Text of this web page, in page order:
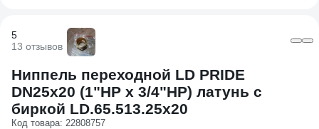
5
13 отзывов
Ниппель переходной LD PRIDE
DN25х20 (1"НР х 3/4"НР) латунь с
биркой LD.65.513.25х20
Код товара: 22808757